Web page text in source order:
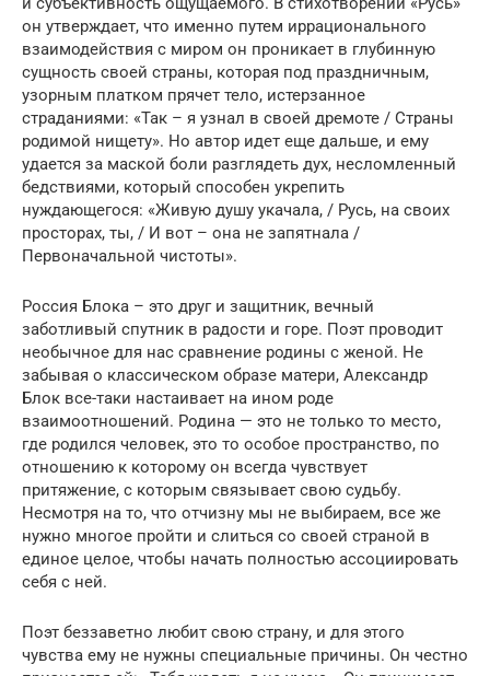
он утверждает, что именно путем иррационального
взаимодействия с миром он проникает в глубинную
сущность своей страны, которая под праздничным,
узорным платком прячет тело, истерзанное
страданиями: «Так – я узнал в своей дремоте / Страны
родимой нищету». Но автор идет еще дальше, и ему
удается за маской боли разглядеть дух, несломленный
бедствиями, который способен укрепить
нуждающегося: «Живую душу укачала, / Русь, на своих
просторах, ты, / И вот – она не запятнала /
Первоначальной чистоты».
Россия Блока – это друг и защитник, вечный
заботливый спутник в радости и горе. Поэт проводит
необычное для нас сравнение родины с женой. Не
забывая о классическом образе матери, Александр
Блок все-таки настаивает на ином роде
взаимоотношений. Родина — это не только то место,
где родился человек, это то особое пространство, по
отношению к которому он всегда чувствует
притяжение, с которым связывает свою судьбу.
Несмотря на то, что отчизну мы не выбираем, все же
нужно многое пройти и слиться со своей страной в
единое целое, чтобы начать полностью ассоциировать
себя с ней.
Поэт беззаветно любит свою страну, и для этого
чувства ему не нужны специальные причины. Он честно